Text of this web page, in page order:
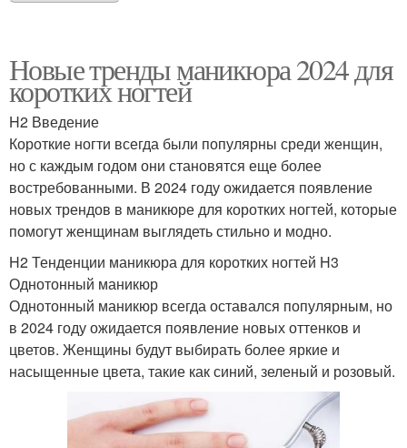
Новые тренды маникюра 2024 для
коротких ногтей
H2 Введение
Короткие ногти всегда были популярны среди женщин,
но с каждым годом они становятся еще более
востребованными. В 2024 году ожидается появление
новых трендов в маникюре для коротких ногтей, которые
помогут женщинам выглядеть стильно и модно.
H2 Тенденции маникюра для коротких ногтей H3
Однотонный маникюр
Однотонный маникюр всегда оставался популярным, но
в 2024 году ожидается появление новых оттенков и
цветов. Женщины будут выбирать более яркие и
насыщенные цвета, такие как синий, зеленый и розовый.